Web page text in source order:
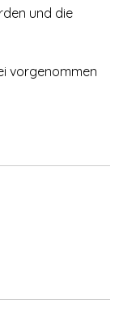
und die
vorgenommen